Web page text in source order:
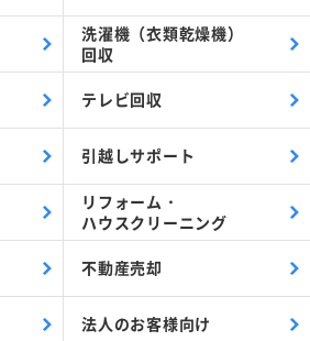
洗濯機（衣類乾燥機）
回収
テレビ回収
引越しサポート
リフォーム・
ハウスクリーニング
不動産売却
法人のお客様向け